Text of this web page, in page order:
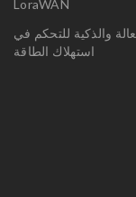
LoraWAN
والذكية للتحكم في
استهلاك الطاقة